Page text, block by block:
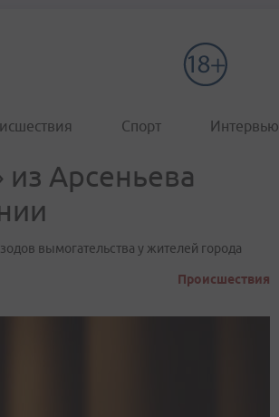
Спорт Интервью
Арсеньева
вымогательства у жителей города
Происшествия